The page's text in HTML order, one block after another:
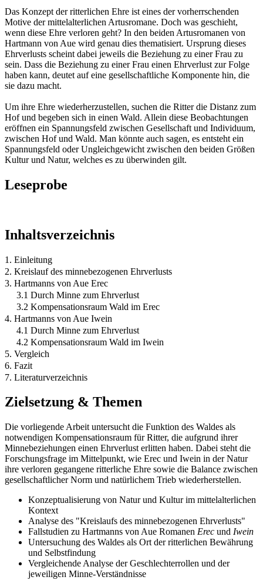
Das Konzept der ritterlichen Ehre ist eines der vorherrschenden
Motive der mittelalterlichen Artusromane. Doch was geschieht,
wenn diese Ehre verloren geht? In den beiden Artusromanen von
Hartmann von Aue wird genau dies thematisiert. Ursprung dieses
Ehrverlusts scheint dabei jeweils die Beziehung zu einer Frau zu
sein. Dass die Beziehung zu einer Frau einen Ehrverlust zur Folge
haben kann, deutet auf eine gesellschaftliche Komponente hin, die
sie dazu macht.
Um ihre Ehre wiederherzustellen, suchen die Ritter die Distanz zum
Hof und begeben sich in einen Wald. Allein diese Beobachtungen
eröffnen ein Spannungsfeld zwischen Gesellschaft und Individuum,
zwischen Hof und Wald. Man könnte auch sagen, es entsteht ein
Spannungsfeld oder Ungleichgewicht zwischen den beiden Größen
Kultur und Natur, welches es zu überwinden gilt.
Leseprobe
Inhaltsverzeichnis
1. Einleitung
2. Kreislauf des minnebezogenen Ehrverlusts
3. Hartmanns von Aue Erec
3.1 Durch Minne zum Ehrverlust
3.2 Kompensationsraum Wald im Erec
4. Hartmanns von Aue Iwein
4.1 Durch Minne zum Ehrverlust
4.2 Kompensationsraum Wald im Iwein
5. Vergleich
6. Fazit
7. Literaturverzeichnis
Zielsetzung & Themen
Die vorliegende Arbeit untersucht die Funktion des Waldes als
notwendigen Kompensationsraum für Ritter, die aufgrund ihrer
Minnebeziehungen einen Ehrverlust erlitten haben. Dabei steht die
Forschungsfrage im Mittelpunkt, wie Erec und Iwein in der Natur
ihre verloren gegangene ritterliche Ehre sowie die Balance zwischen
gesellschaftlicher Norm und natürlichem Trieb wiederherstellen.
Konzeptualisierung von Natur und Kultur im mittelalterlichen
Kontext
Analyse des "Kreislaufs des minnebezogenen Ehrverlusts"
Fallstudien zu Hartmanns von Aue Romanen Erec und Iwein
Untersuchung des Waldes als Ort der ritterlichen Bewährung
und Selbstfindung
Vergleichende Analyse der Geschlechterrollen und der
jeweiligen Minne-Verständnisse